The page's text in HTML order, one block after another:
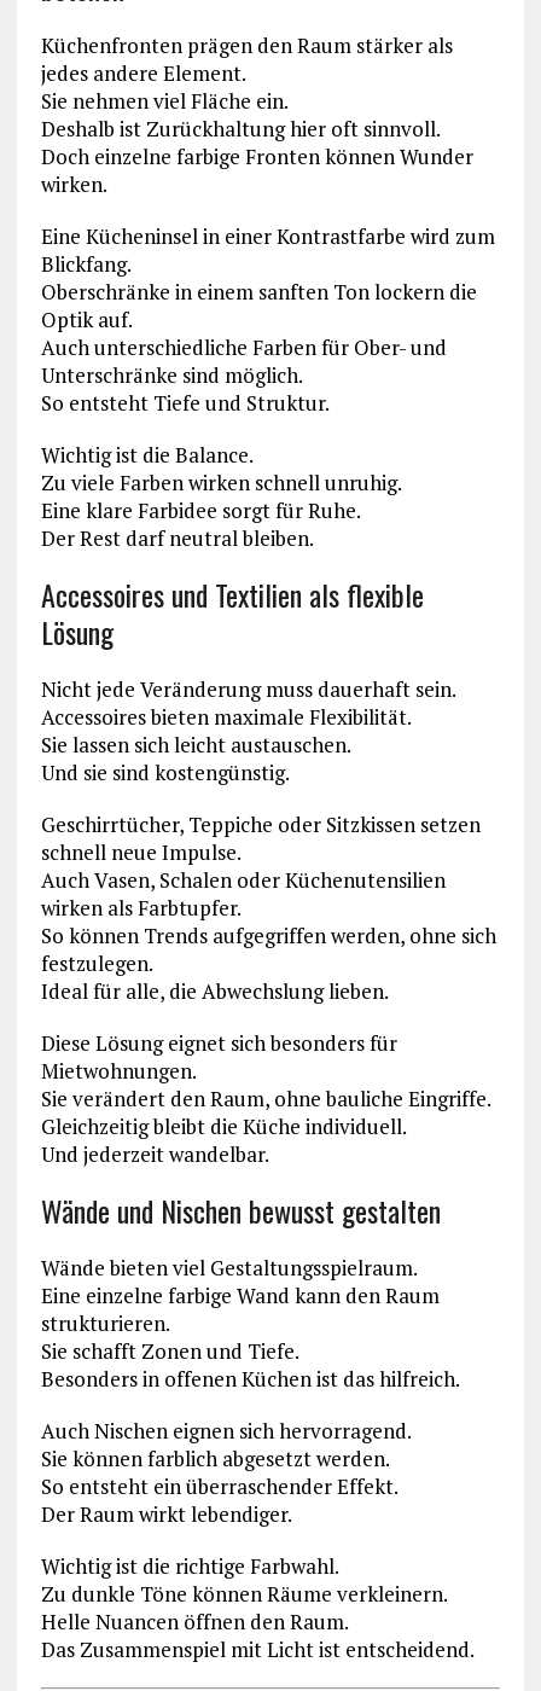
Küchenfronten prägen den Raum stärker als
jedes andere Element.
Sie nehmen viel Fläche ein.
Deshalb ist Zurückhaltung hier oft sinnvoll.
Doch einzelne farbige Fronten können Wunder
wirken.
Eine Kücheninsel in einer Kontrastfarbe wird zum
Blickfang.
Oberschränke in einem sanften Ton lockern die
Optik auf.
Auch unterschiedliche Farben für Ober- und
Unterschränke sind möglich.
So entsteht Tiefe und Struktur.
Wichtig ist die Balance.
Zu viele Farben wirken schnell unruhig.
Eine klare Farbidee sorgt für Ruhe.
Der Rest darf neutral bleiben.
Accessoires und Textilien als flexible
Lösung
Nicht jede Veränderung muss dauerhaft sein.
Accessoires bieten maximale Flexibilität.
Sie lassen sich leicht austauschen.
Und sie sind kostengünstig.
Geschirrtücher, Teppiche oder Sitzkissen setzen
schnell neue Impulse.
Auch Vasen, Schalen oder Küchenutensilien
wirken als Farbtupfer.
So können Trends aufgegriffen werden, ohne sich
festzulegen.
Ideal für alle, die Abwechslung lieben.
Diese Lösung eignet sich besonders für
Mietwohnungen.
Sie verändert den Raum, ohne bauliche Eingriffe.
Gleichzeitig bleibt die Küche individuell.
Und jederzeit wandelbar.
Wände und Nischen bewusst gestalten
Wände bieten viel Gestaltungsspielraum.
Eine einzelne farbige Wand kann den Raum
strukturieren.
Sie schafft Zonen und Tiefe.
Besonders in offenen Küchen ist das hilfreich.
Auch Nischen eignen sich hervorragend.
Sie können farblich abgesetzt werden.
So entsteht ein überraschender Effekt.
Der Raum wirkt lebendiger.
Wichtig ist die richtige Farbwahl.
Zu dunkle Töne können Räume verkleinern.
Helle Nuancen öffnen den Raum.
Das Zusammenspiel mit Licht ist entscheidend.